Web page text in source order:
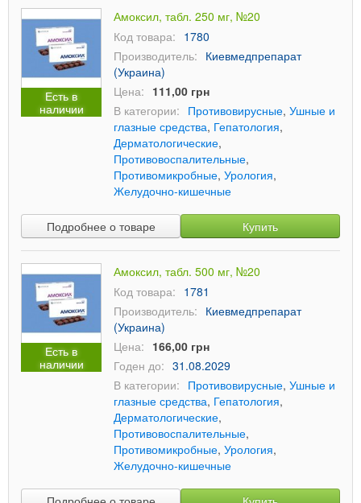
Есть в
наличии
Амоксил, табл. 250 мг, №20
Код товара: 1780
Производитель: Киевмедпрепарат
(Украина)
Цена: 111,00 грн
В категории: Противовирусные, Ушные и
глазные средства, Гепатология,
Дерматологические,
Противовоспалительные,
Противомикробные, Урология,
Желудочно-кишечные
Подробнее о товаре Купить
Есть в
наличии
Амоксил, табл. 500 мг, №20
Код товара: 1781
Производитель: Киевмедпрепарат
(Украина)
Цена: 166,00 грн
Годен до: 31.08.2029
В категории: Противовирусные, Ушные и
глазные средства, Гепатология,
Дерматологические,
Противовоспалительные,
Противомикробные, Урология,
Желудочно-кишечные